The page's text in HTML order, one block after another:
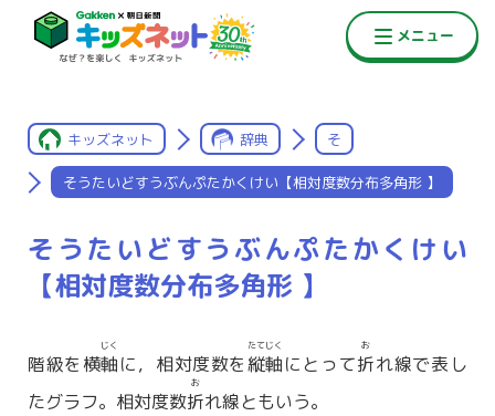
キッズネット 辞典 そ
そうたいどすうぶんぷたかくけい【相対度数分布多角形 】
そうたいどすうぶんぷたかくけい
【相対度数分布多角形 】
階級を横軸
じく
に，相対度数を縦軸
たてじく
にとって折
お
れ線で表し
たグラフ。相対度数折
お
れ線ともいう。